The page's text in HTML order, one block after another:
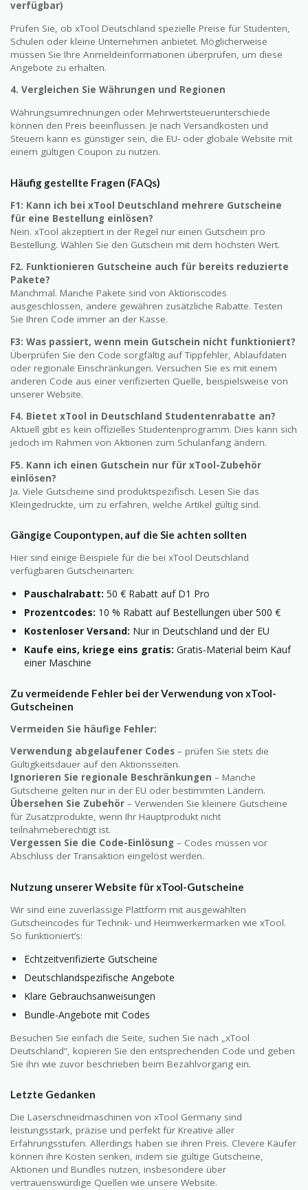
verfügbar)
Prüfen Sie, ob xTool Deutschland spezielle Preise für Studenten,
Schulen oder kleine Unternehmen anbietet. Möglicherweise
müssen Sie Ihre Anmeldeinformationen überprüfen, um diese
Angebote zu erhalten.
4. Vergleichen Sie Währungen und Regionen
Währungsumrechnungen oder Mehrwertsteuerunterschiede
können den Preis beeinflussen. Je nach Versandkosten und
Steuern kann es günstiger sein, die EU- oder globale Website mit
einem gültigen Coupon zu nutzen.
Häufig gestellte Fragen (FAQs)
F1: Kann ich bei xTool Deutschland mehrere Gutscheine
für eine Bestellung einlösen?
Nein. xTool akzeptiert in der Regel nur einen Gutschein pro
Bestellung. Wählen Sie den Gutschein mit dem höchsten Wert.
F2. Funktionieren Gutscheine auch für bereits reduzierte
Pakete?
Manchmal. Manche Pakete sind von Aktionscodes
ausgeschlossen, andere gewähren zusätzliche Rabatte. Testen
Sie Ihren Code immer an der Kasse.
F3: Was passiert, wenn mein Gutschein nicht funktioniert?
Überprüfen Sie den Code sorgfältig auf Tippfehler, Ablaufdaten
oder regionale Einschränkungen. Versuchen Sie es mit einem
anderen Code aus einer verifizierten Quelle, beispielsweise von
unserer Website.
F4. Bietet xTool in Deutschland Studentenrabatte an?
Aktuell gibt es kein offizielles Studentenprogramm. Dies kann sich
jedoch im Rahmen von Aktionen zum Schulanfang ändern.
F5. Kann ich einen Gutschein nur für xTool-Zubehör
einlösen?
Ja. Viele Gutscheine sind produktspezifisch. Lesen Sie das
Kleingedruckte, um zu erfahren, welche Artikel gültig sind.
Gängige Coupontypen, auf die Sie achten sollten
Hier sind einige Beispiele für die bei xTool Deutschland
verfügbaren Gutscheinarten:
Pauschalrabatt: 50 € Rabatt auf D1 Pro
Prozentcodes: 10 % Rabatt auf Bestellungen über 500 €
Kostenloser Versand: Nur in Deutschland und der EU
Kaufe eins, kriege eins gratis: Gratis-Material beim Kauf
einer Maschine
Zu vermeidende Fehler bei der Verwendung von xTool-
Gutscheinen
Vermeiden Sie häufige Fehler:
Verwendung abgelaufener Codes – prüfen Sie stets die
Gültigkeitsdauer auf den Aktionsseiten.
Ignorieren Sie regionale Beschränkungen – Manche
Gutscheine gelten nur in der EU oder bestimmten Ländern.
Übersehen Sie Zubehör – Verwenden Sie kleinere Gutscheine
für Zusatzprodukte, wenn Ihr Hauptprodukt nicht
teilnahmeberechtigt ist.
Vergessen Sie die Code-Einlösung – Codes müssen vor
Abschluss der Transaktion eingelöst werden.
Nutzung unserer Website für xTool-Gutscheine
Wir sind eine zuverlässige Plattform mit ausgewählten
Gutscheincodes für Technik- und Heimwerkermarken wie xTool.
So funktioniert’s:
Echtzeitverifizierte Gutscheine
Deutschlandspezifische Angebote
Klare Gebrauchsanweisungen
Bundle-Angebote mit Codes
Besuchen Sie einfach die Seite, suchen Sie nach „xTool
Deutschland“, kopieren Sie den entsprechenden Code und geben
Sie ihn wie zuvor beschrieben beim Bezahlvorgang ein.
Letzte Gedanken
Die Laserschneidmaschinen von xTool Germany sind
leistungsstark, präzise und perfekt für Kreative aller
Erfahrungsstufen. Allerdings haben sie ihren Preis. Clevere Käufer
können ihre Kosten senken, indem sie gültige Gutscheine,
Aktionen und Bundles nutzen, insbesondere über
vertrauenswürdige Quellen wie unsere Website.